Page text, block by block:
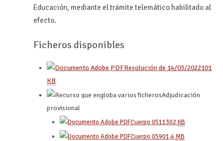
Educación, mediante el trámite telemático habilitado al
efecto.
Ficheros disponibles
Resolución de 14/03/2022101
KB
Adjudicación
provisional
Cuerpo 0511302KB
Cuerpo 05901,4MB